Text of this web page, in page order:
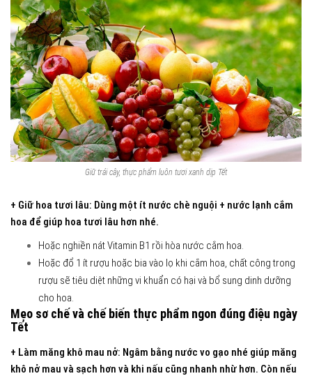
Giữ trái cây, thực phẩm luôn tươi xanh dịp Tết
+ Giữ hoa tươi lâu: Dùng một ít nước chè nguội + nước lạnh cắm
hoa để giúp hoa tươi lâu hơn nhé.
Hoặc nghiền nát Vitamin B1 rồi hòa nước cắm hoa.
Hoặc đổ 1 ít rượu hoặc bia vào lọ khi cắm hoa, chất công trong
rượu sẽ tiêu diệt những vi khuẩn có hại và bổ sung dinh dưỡng
cho hoa.
Mẹo sơ chế và chế biến thực phẩm ngon đúng điệu ngày
Tết
+ Làm măng khô mau nở: Ngâm bằng nước vo gạo nhé giúp măng
khô nở mau và sạch hơn và khi nấu cũng nhanh nhừ hơn. Còn nếu